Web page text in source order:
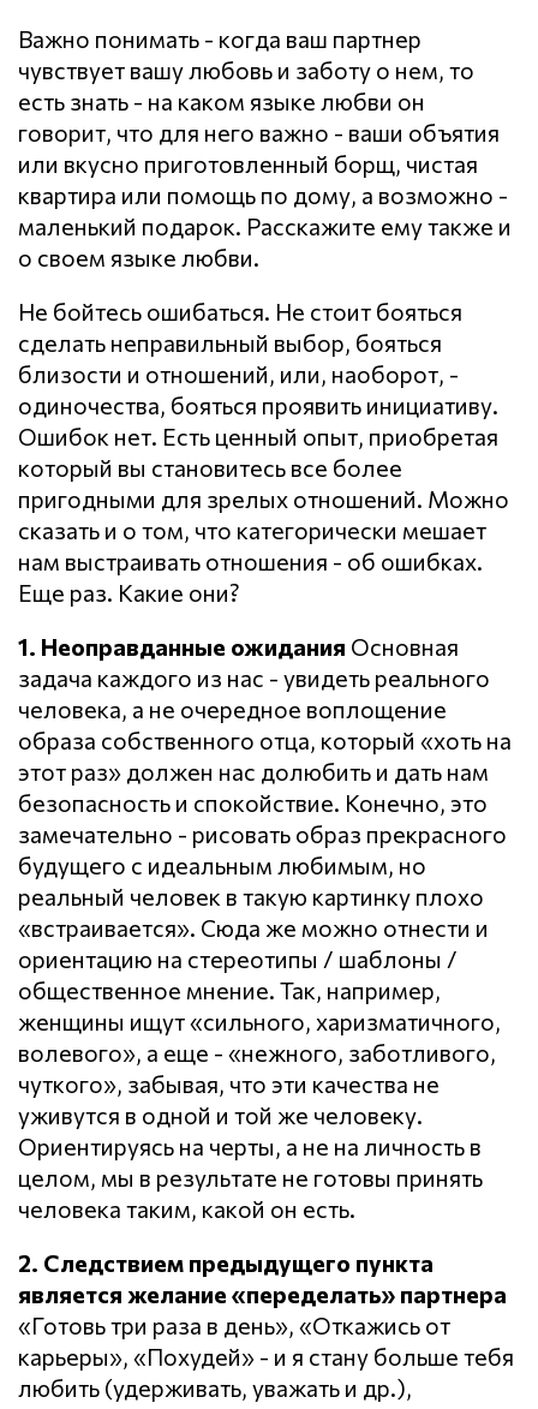
Важно понимать - когда ваш партнер
чувствует вашу любовь и заботу о нем, то
есть знать - на каком языке любви он
говорит, что для него важно - ваши объятия
или вкусно приготовленный борщ, чистая
квартира или помощь по дому, а возможно -
маленький подарок. Расскажите ему также и
о своем языке любви.
Не бойтесь ошибаться. Не стоит бояться
сделать неправильный выбор, бояться
близости и отношений, или, наоборот, -
одиночества, бояться проявить инициативу.
Ошибок нет. Есть ценный опыт, приобретая
который вы становитесь все более
пригодными для зрелых отношений. Можно
сказать и о том, что категорически мешает
нам выстраивать отношения - об ошибках.
Еще раз. Какие они?
1. Неоправданные ожидания Основная
задача каждого из нас - увидеть реального
человека, а не очередное воплощение
образа собственного отца, который «хоть на
этот раз» должен нас долюбить и дать нам
безопасность и спокойствие. Конечно, это
замечательно - рисовать образ прекрасного
будущего с идеальным любимым, но
реальный человек в такую картинку плохо
«встраивается». Сюда же можно отнести и
ориентацию на стереотипы / шаблоны /
общественное мнение. Так, например,
женщины ищут «сильного, харизматичного,
волевого», а еще - «нежного, заботливого,
чуткого», забывая, что эти качества не
уживутся в одной и той же человеку.
Ориентируясь на черты, а не на личность в
целом, мы в результате не готовы принять
человека таким, какой он есть.
2. Следствием предыдущего пункта
является желание «переделать» партнера
«Готовь три раза в день», «Откажись от
карьеры», «Похудей» - и я стану больше тебя
любить (удерживать, уважать и др.),